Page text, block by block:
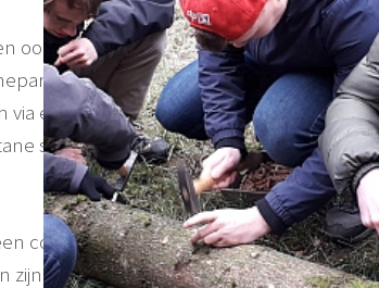
ook een knelpunt te vormen. De Eetbaar-
altijd een helm en veiligheidsvest
een ingewikkeld apparaat aan de
stammencontroles na veranderde of
conclusie over de
zijn voor het dompelen weggehaald en